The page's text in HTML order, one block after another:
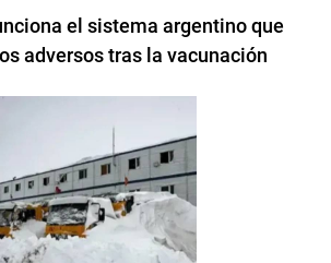
el sistema argentino que
adversos tras la vacunación